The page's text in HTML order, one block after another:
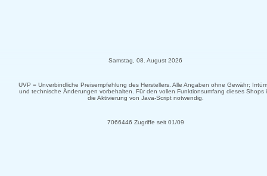
Samstag, 08. August 2026
UVP = Unverbindliche Preisempfehlung des Herstellers. Alle Angaben ohne Gewähr;
und technische Änderungen vorbehalten. Für den vollen Funktionsumfang dieses Shops
die Aktivierung von Java-Script notwendig.
7066446 Zugriffe seit 01/09